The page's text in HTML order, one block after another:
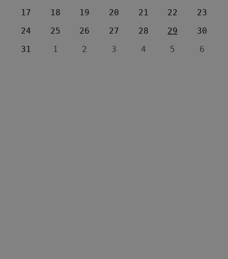
17
18 19 20 21 22
23
24
25 26 27 28 29
30
31
1 2 3 4 5 6